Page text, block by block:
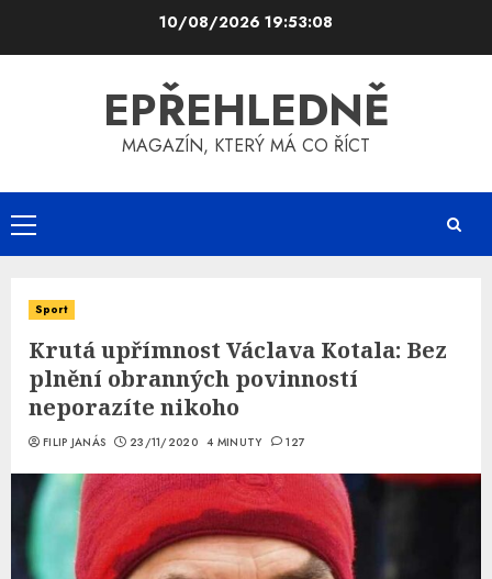
10/08/2026 19:53:09
EPŘEHLEDNĚ
MAGAZÍN, KTERÝ MÁ CO ŘÍCT
Primary
Menu
Sport
Krutá upřímnost Václava Kotala: Bez
plnění obranných povinností
neporazíte nikoho
FILIP JANÁS 23/11/2020 4 MINUTY 127